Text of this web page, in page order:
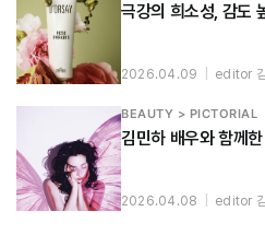
극강의 희소성, 감도
2026.04.09 editor
BEAUTY > PICTORIAL
김민하 배우와 함께
2026.04.08 editor